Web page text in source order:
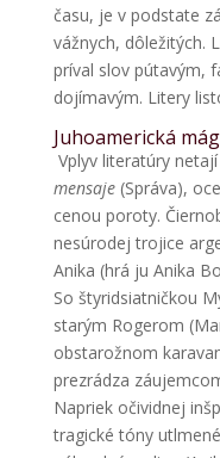
času, je v podstate
vážnych, dôležitých.
príval slov pútavým,
dojímavým. Litery
Juhoamerická
Vplyv literatúry
mensaje(Správa),
cenou poroty.
nesúrodej trojice
Anika (hrá ju Anika
So štyridsiatničkou
starým Rogerom
obstarožnom
prezrádza
Napriek očividnej
tragické tóny